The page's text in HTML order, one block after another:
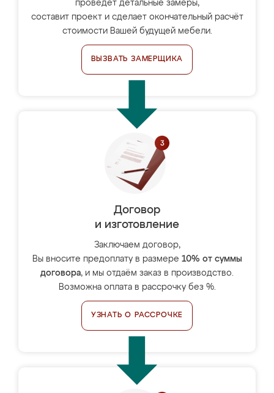
проведёт детальные замеры,
составит проект и сделает окончательный расчёт
стоимости Вашей будущей мебели.
ВЫЗВАТЬ ЗАМЕРЩИКА
Договор
и изготовление
Заключаем договор,
Вы вносите предоплату в размере 10% от суммы
договора, и мы отдаём заказ в производство.
Возможна оплата в рассрочку без %.
УЗНАТЬ О РАССРОЧКЕ